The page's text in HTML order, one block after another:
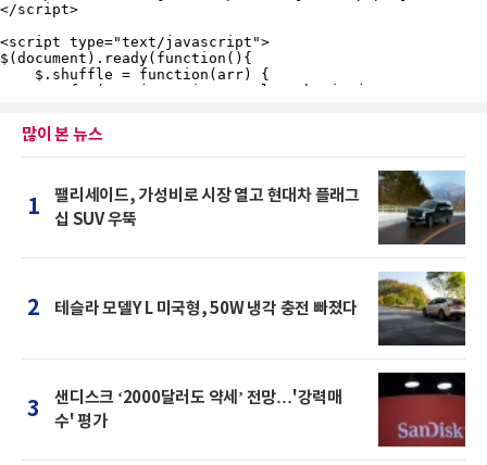
많이 본 뉴스
1
팰리세이드, 가성비로 시장 열고 현대차 플래그
십 SUV 우뚝
2 테슬라 모델Y L 미국형, 50W 냉각 충전 빠졌다
3
샌디스크 ‘2000달러도 약세’ 전망…'강력매
수' 평가